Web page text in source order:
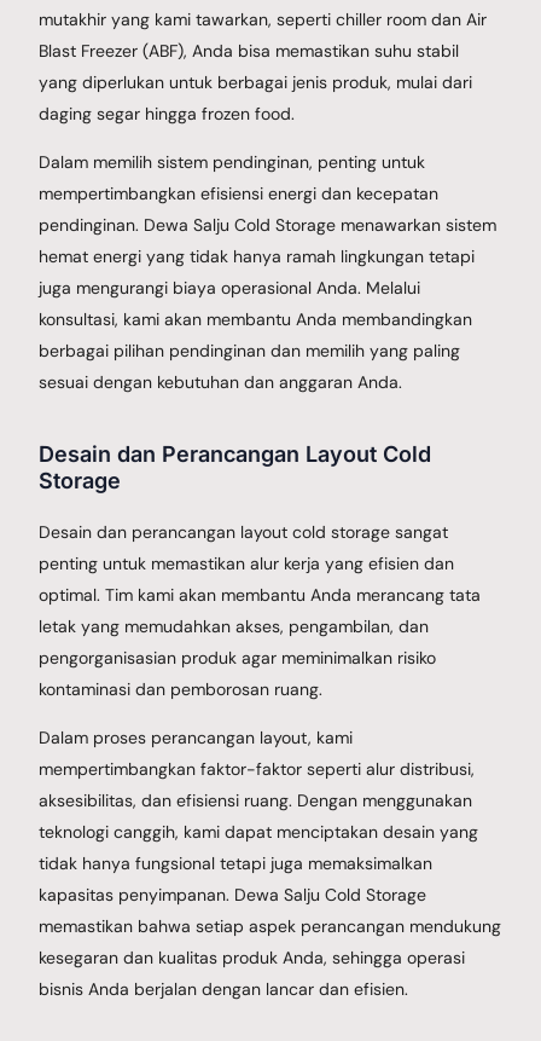
mutakhir yang kami tawarkan, seperti chiller room dan Air
Blast Freezer (ABF), Anda bisa memastikan suhu stabil
yang diperlukan untuk berbagai jenis produk, mulai dari
daging segar hingga frozen food.
Dalam memilih sistem pendinginan, penting untuk
mempertimbangkan efisiensi energi dan kecepatan
pendinginan. Dewa Salju Cold Storage menawarkan sistem
hemat energi yang tidak hanya ramah lingkungan tetapi
juga mengurangi biaya operasional Anda. Melalui
konsultasi, kami akan membantu Anda membandingkan
berbagai pilihan pendinginan dan memilih yang paling
sesuai dengan kebutuhan dan anggaran Anda.
Desain dan Perancangan Layout Cold
Storage
Desain dan perancangan layout cold storage sangat
penting untuk memastikan alur kerja yang efisien dan
optimal. Tim kami akan membantu Anda merancang tata
letak yang memudahkan akses, pengambilan, dan
pengorganisasian produk agar meminimalkan risiko
kontaminasi dan pemborosan ruang.
Dalam proses perancangan layout, kami
mempertimbangkan faktor-faktor seperti alur distribusi,
aksesibilitas, dan efisiensi ruang. Dengan menggunakan
teknologi canggih, kami dapat menciptakan desain yang
tidak hanya fungsional tetapi juga memaksimalkan
kapasitas penyimpanan. Dewa Salju Cold Storage
memastikan bahwa setiap aspek perancangan mendukung
kesegaran dan kualitas produk Anda, sehingga operasi
bisnis Anda berjalan dengan lancar dan efisien.